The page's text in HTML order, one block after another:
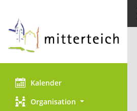
Kalender
Organisation